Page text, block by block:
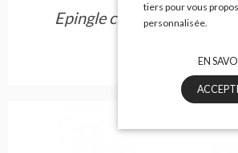
Epingle clou tete argent 50
tiers pour vous
personnalisée.
EN